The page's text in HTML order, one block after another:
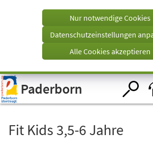
Visuelle
Assistenzsoftware
öffnen.
einem
Tab)
Nur notwendige Cookies
Datenschutzeinstellungen
Alle Cookies akzeptieren
Paderborn
Fit Kids 3,5-6 Jahre